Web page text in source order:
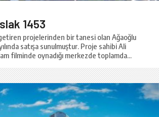
1453
projelerinden bir tanesi olan Ağaoğlu
satışa sunulmuştur. Proje sahibi Ali
filminde oynadığı merkezde toplamda...